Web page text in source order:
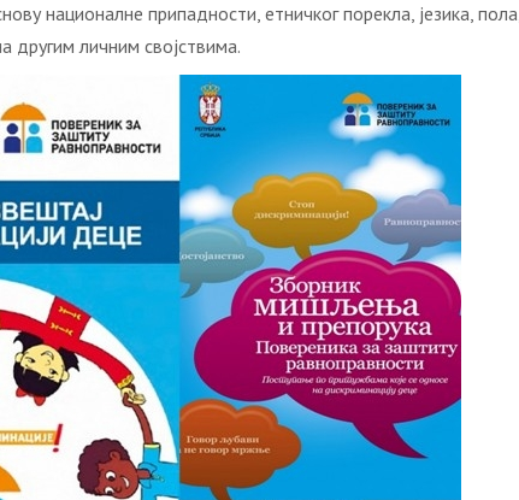
националне припадности, етничког порекла, језика,
другим личним својствима.